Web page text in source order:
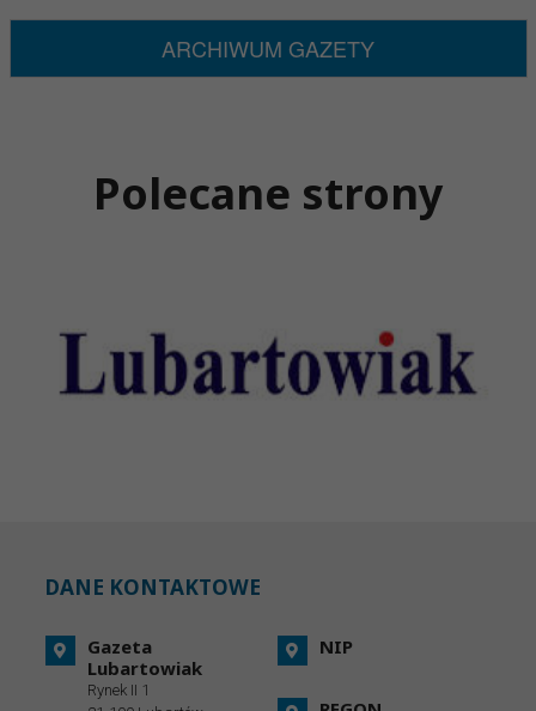
ARCHIWUM GAZETY
Polecane strony
DANE KONTAKTOWE
Gazeta
Lubartowiak
Rynek II 1
NIP